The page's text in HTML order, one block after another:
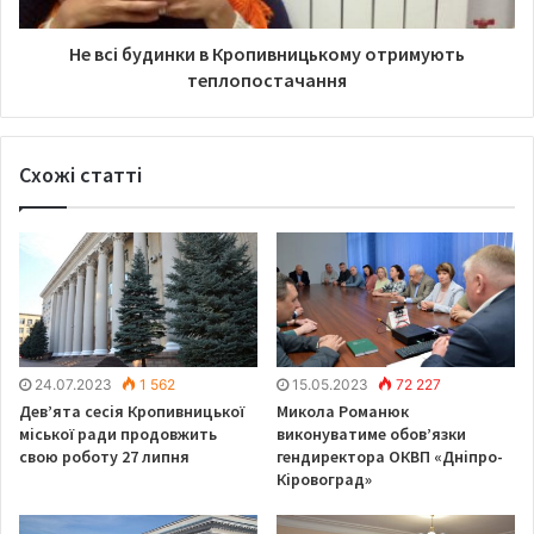
Не всі будинки в Кропивницькому отримують
теплопостачання
Схожі статті
24.07.2023 1 562
Дев’ята сесія Кропивницької
міської ради продовжить
свою роботу 27 липня
15.05.2023 72 227
Микола Романюк
виконуватиме обов’язки
гендиректора ОКВП «Дніпро-
Кіровоград»